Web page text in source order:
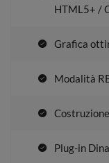
HTML5+ /
Grafica
Modalità
Plug-in